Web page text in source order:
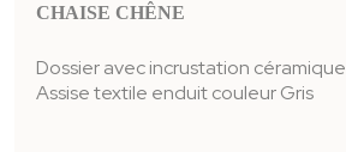
CHAISE CHÊNE
Dossier avec incrustation céramique
Assise textile enduit couleurGris